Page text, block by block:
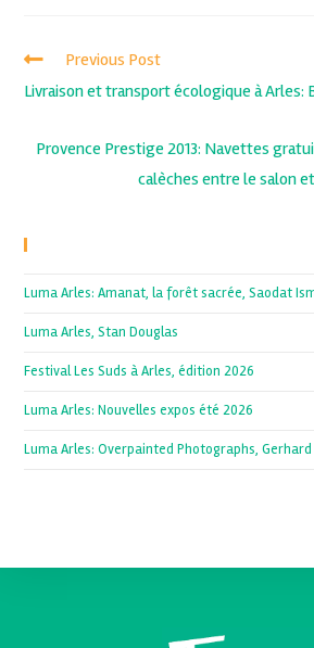
Previous Post
Livraison et transport écologique à Arles:
Provence Prestige 2013: Navettes
calèches entre le salon
Luma Arles: Amanat, la forêt sacrée, Saodat
Luma Arles, Stan Douglas
Festival Les Suds à Arles, édition 2026
Luma Arles: Nouvelles expos été 2026
Luma Arles: Overpainted Photographs,